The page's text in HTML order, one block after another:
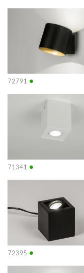
72791 •
Info
71341 •
Info
72395 •
Info
Info